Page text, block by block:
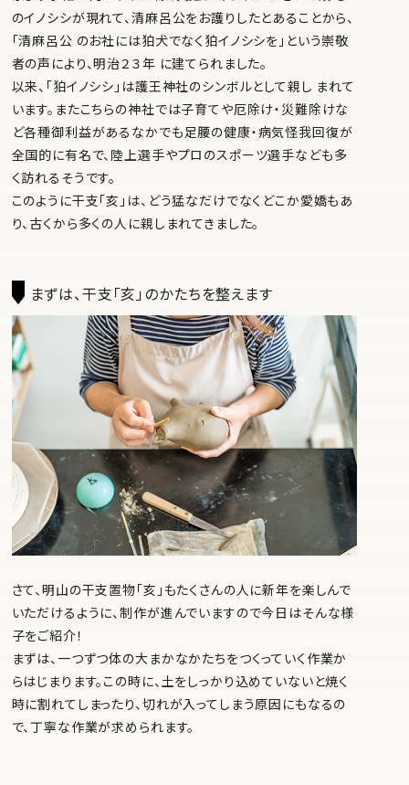
のイノシシが現れて、清麻呂公をお護りしたとあることから、
「清麻呂公 のお社には狛犬でなく狛イノシシを」という崇敬
者の声により、明治２３年 に建てられました。
以来、「狛イノシシ」は護王神社のシンボルとして親し まれて
います。またこちらの神社では子育てや厄除け・災難除けな
ど各種御利益があるなかでも足腰の健康・病気怪我回復が
全国的に有名で、陸上選手やプロのスポーツ選手なども多
く訪れるそうです。
このように干支「亥」は、どう猛なだけでなくどこか愛嬌もあ
り、古くから多くの人に親しまれてきました。
まずは、干支「亥」のかたちを整えます
さて、明山の干支置物「亥」もたくさんの人に新年を楽しんで
いただけるように、制作が進んでいますので今日はそんな様
子をご紹介！
まずは、一つずつ体の大まかなかたちをつくっていく作業か
らはじまります。この時に、土をしっかり込めていないと焼く
時に割れてしまったり、切れが入ってしまう原因にもなるの
で、丁寧な作業が求められます。